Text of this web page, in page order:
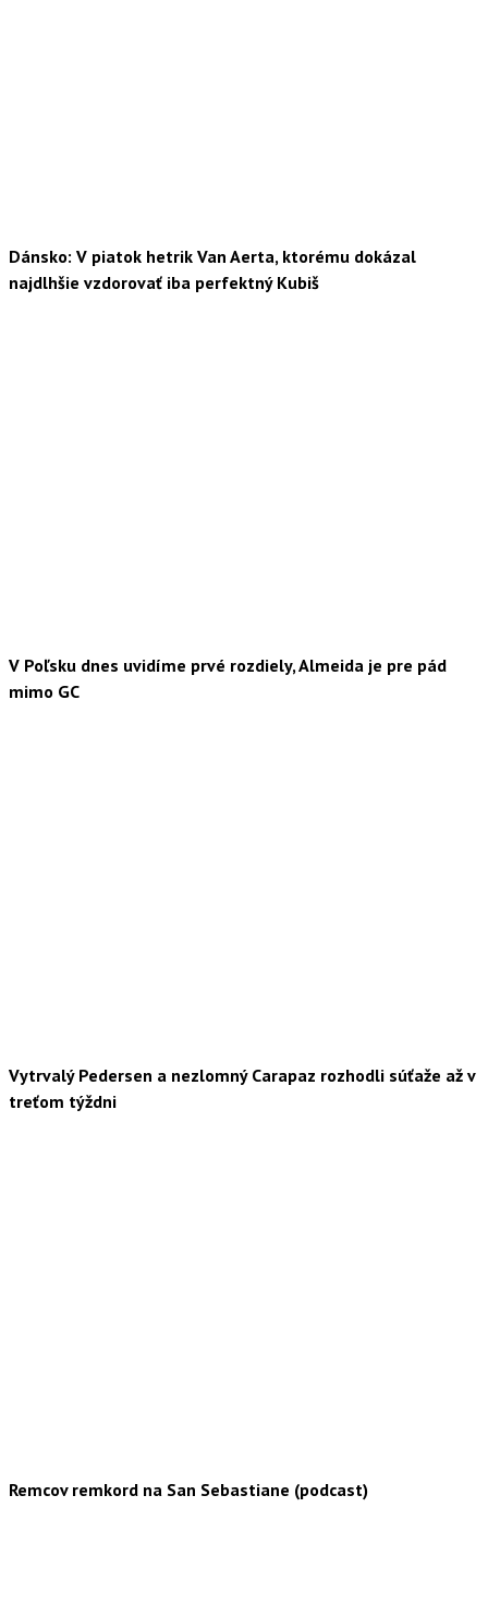
Dánsko: V piatok hetrik Van Aerta, ktorému dokázal
najdlhšie vzdorovať iba perfektný Kubiš
V Poľsku dnes uvidíme prvé rozdiely, Almeida je pre pád
mimo GC
Vytrvalý Pedersen a nezlomný Carapaz rozhodli súťaže až v
treťom týždni
Remcov remkord na San Sebastiane (podcast)